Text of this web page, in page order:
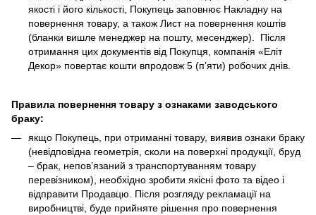
якості і його кількості, Покупець заповнює Накладну на
повернення товару, а також Лист на повернення коштів
(бланки вишле менеджер на пошту, месенджер). Після
отримання цих документів від Покупця, компанія «Еліт
Декор» повертає кошти впродовж 5 (п’яти) робочих днів.
Правила повернення товару з ознаками заводського
браку:
якщо Покупець, при отриманні товару, виявив ознаки браку
(невідповідна геометрія, сколи на поверхні продукції, бруд
– брак, непов’язаний з транспортуванням товару
перевізником), необхідно зробити якісні фото та відео і
відправити Продавцю. Після розгляду рекламації на
виробництві, буде прийняте рішення про повернення